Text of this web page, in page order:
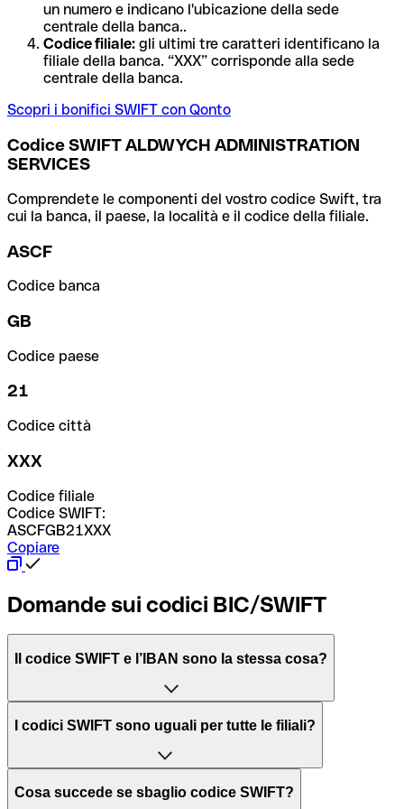
un numero e indicano l'ubicazione della sede
centrale della banca..
Codice filiale: gli ultimi tre caratteri identificano la
filiale della banca. “XXX” corrisponde alla sede
centrale della banca.
Scopri i bonifici SWIFT con Qonto
Codice SWIFT ALDWYCH ADMINISTRATION
SERVICES
Comprendete le componenti del vostro codice Swift, tra
cui la banca, il paese, la località e il codice della filiale.
ASCF
Codice banca
GB
Codice paese
21
Codice città
XXX
Codice filiale
Codice SWIFT:
ASCFGB21XXX
Copiare
Domande sui codici BIC/SWIFT
Il codice SWIFT e l’IBAN sono la stessa cosa?
L'acronimo SWIFT sta per “Society for Worldwide
per l’elaborazione dei pagamenti tra diversi Paesi.
I codici SWIFT sono uguali per tutte le filiali?
Dipende dalle banche. In alcuni casi le banche utilizzano
Cosa succede se sbaglio codice SWIFT?